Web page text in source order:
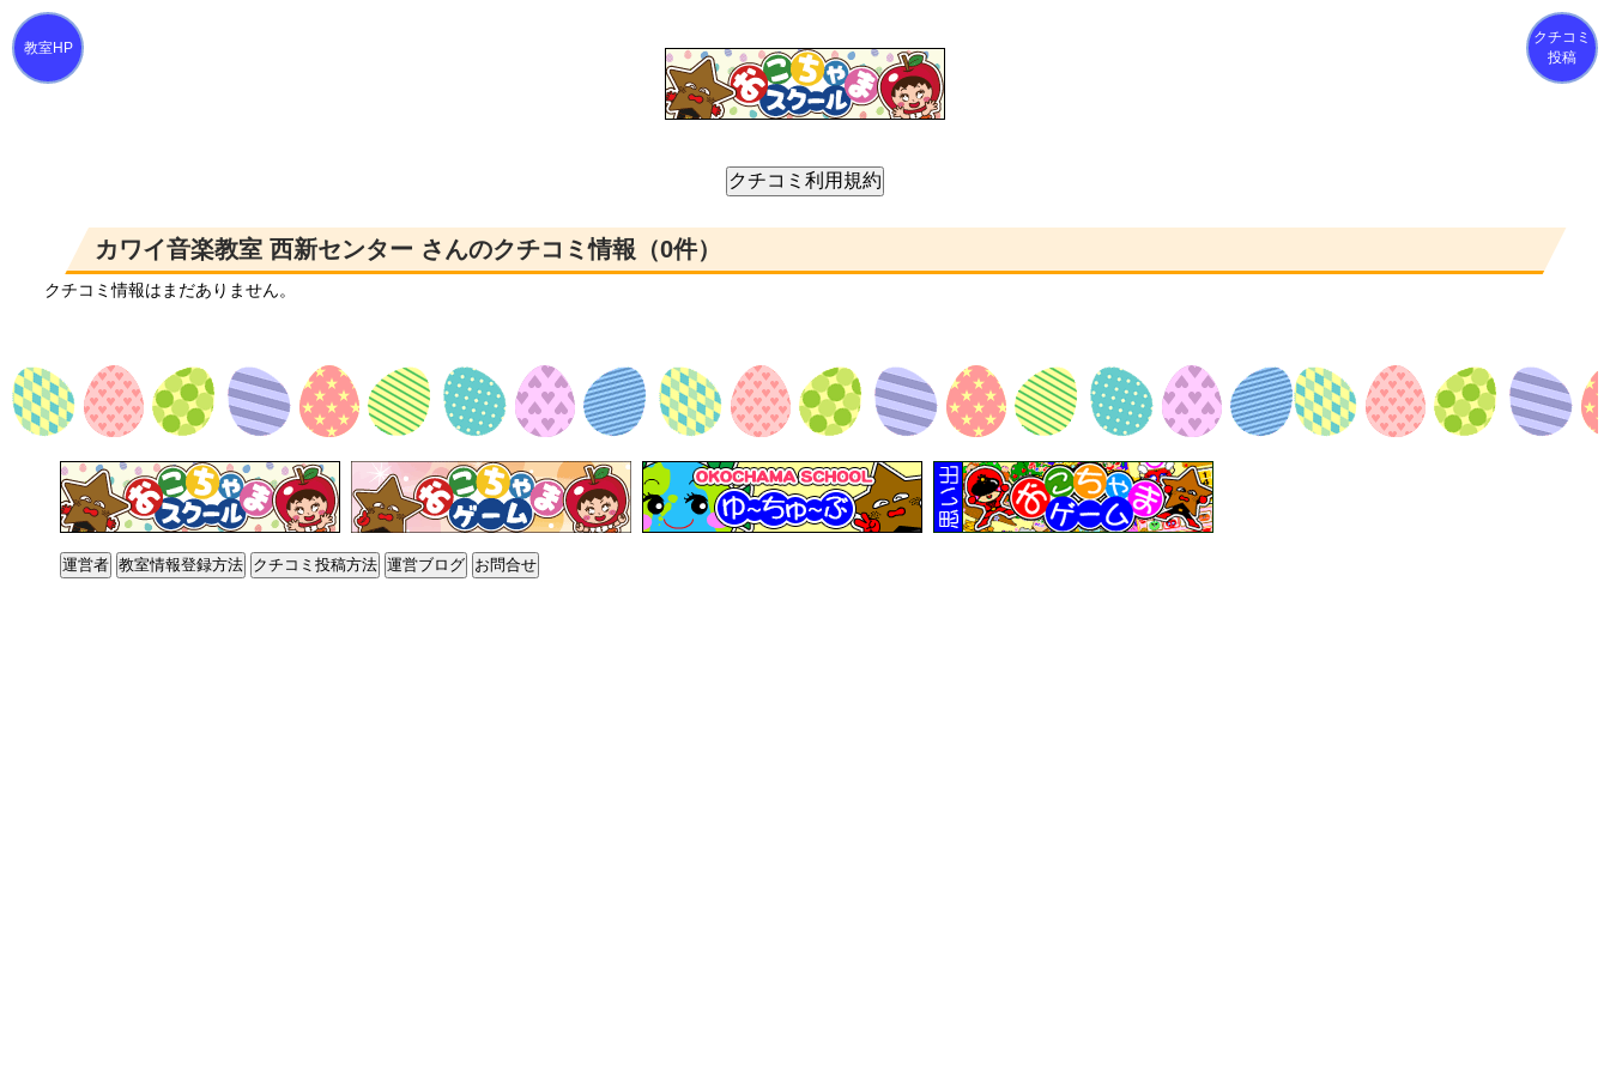
クチコミ
投稿
カワイ音楽教室 西新センター さんのクチコミ情報（0件）
クチコミ情報はまだありません。